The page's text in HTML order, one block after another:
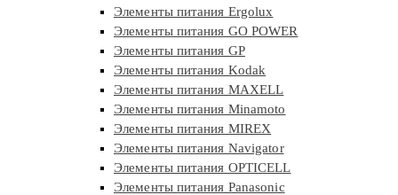
Элементы питания Ergolux
Элементы питания GO POWER
Элементы питания GP
Элементы питания Kodak
Элементы питания MAXELL
Элементы питания Minamoto
Элементы питания MIREX
Элементы питания Navigator
Элементы питания OPTICELL
Элементы питания Panasonic